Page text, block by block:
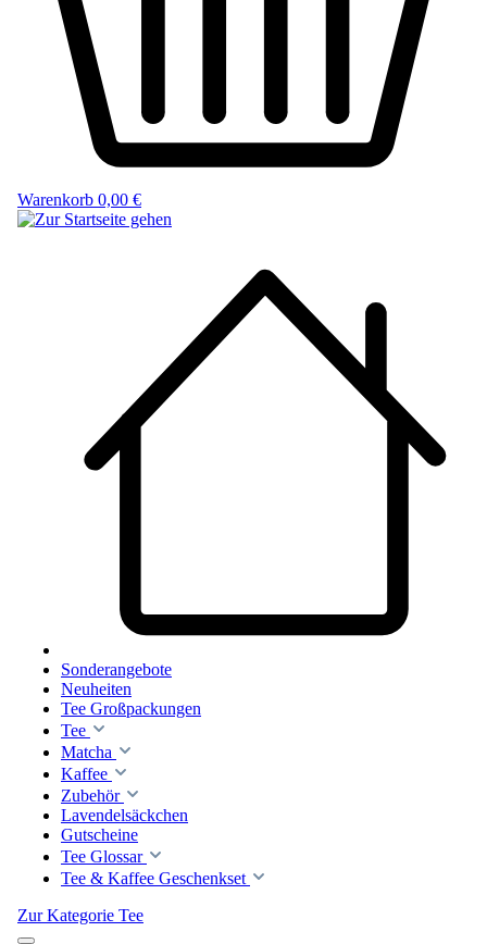
Warenkorb 0,00 €
Sonderangebote
Neuheiten
Tee Großpackungen
Tee
Matcha
Kaffee
Zubehör
Lavendelsäckchen
Gutscheine
Tee Glossar
Tee & Kaffee Geschenkset
Zur Kategorie Tee